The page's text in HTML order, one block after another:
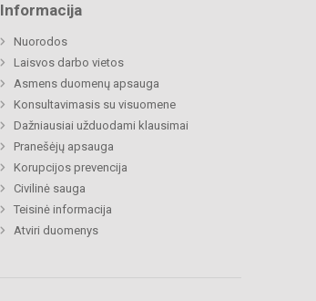
Informacija
Nuorodos
Laisvos darbo vietos
Asmens duomenų apsauga
Konsultavimasis su visuomene
Dažniausiai užduodami klausimai
Pranešėjų apsauga
Korupcijos prevencija
Civilinė sauga
Teisinė informacija
Atviri duomenys